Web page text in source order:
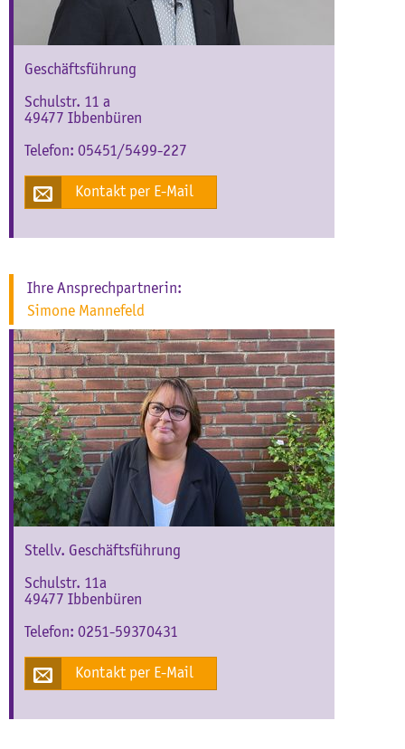
Geschäftsführung
Schulstr. 11 a
49477 Ibbenbüren
Telefon: 05451/5499-227
Kontakt per E-Mail
Ihre Ansprechpartnerin:
Simone Mannefeld
Stellv. Geschäftsführung
Schulstr. 11a
49477 Ibbenbüren
Telefon: 0251-59370431
Kontakt per E-Mail